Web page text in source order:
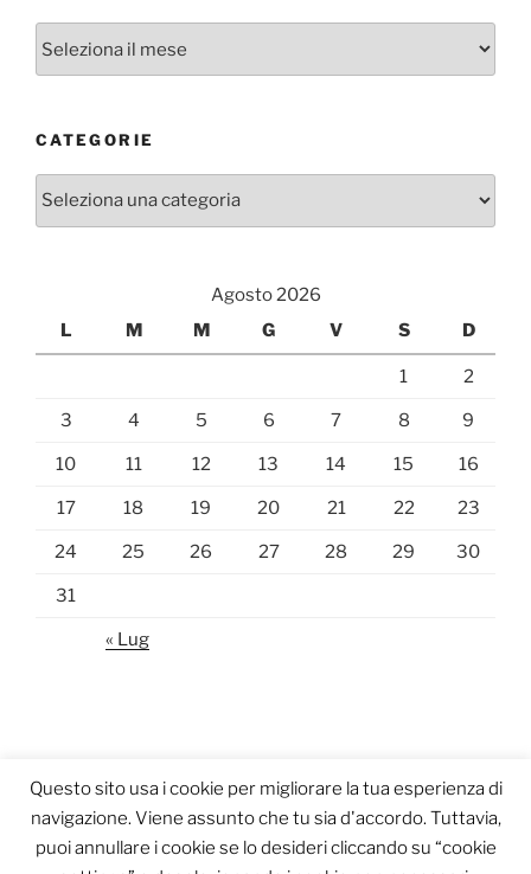
CATEGORIE
Categorie
Agosto 2026
L
M M G V S D
1 2
3 4 5 6 7 8 9
10 11 12 13 14 15 16
17 18 19 20 21 22 23
24 25 26 27 28 29 30
31
« Lug
Questo sito usa i cookie per migliorare la tua esperienza di
navigazione. Viene assunto che tu sia d'accordo. Tuttavia,
puoi annullare i cookie se lo desideri cliccando su “cookie